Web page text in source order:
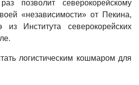
позволит северокорейскому
«независимости» от Пекина,
Института северокорейских
логистическим кошмаром для